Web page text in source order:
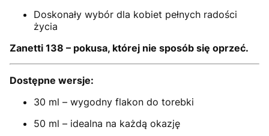
Doskonały wybór dla kobiet pełnych radości
życia
Zanetti 138 – pokusa, której nie sposób się oprzeć.
Dostępne wersje:
30 ml – wygodny flakon do torebki
50 ml – idealna na każdą okazję